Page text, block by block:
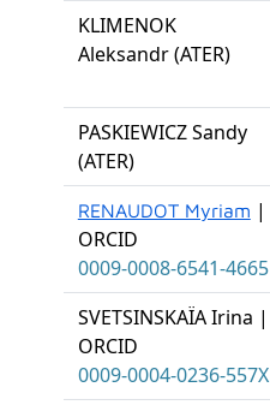
KLIMENOK
Aleksandr (ATER)
PASKIEWICZ Sandy
(ATER)
RENAUDOT Myriam |
ORCID
0009-0008-6541-4665
SVETSINSKAÏA Irina |
ORCID
0009-0004-0236-557X